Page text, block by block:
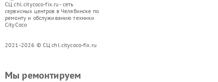
СЦ chl.citycoco-fix.ru - сеть
сервисных центров в Челябинске по
ремонту и обслуживанию техники
CityCoco
2021-2026 © СЦ chl.citycoco-fix.ru
Мы ремонтируем